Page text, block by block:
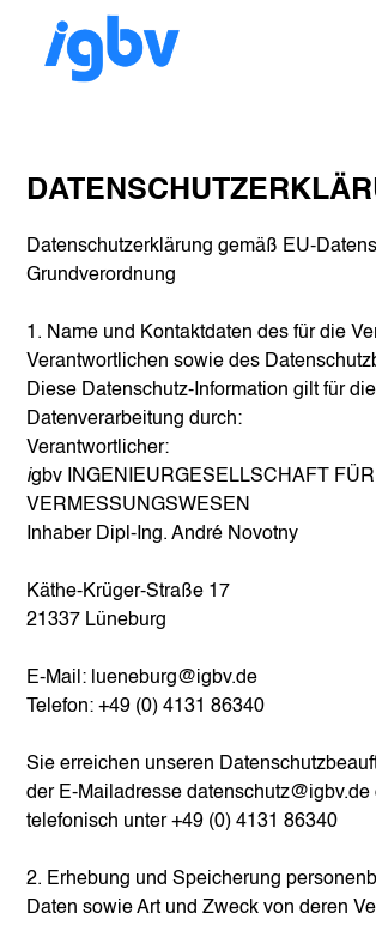
Datenschutzerklärung gemäß EU-
Grundverordnung
1. Name und Kontaktdaten des für die
Verantwortlichen sowie des
Diese Datenschutz-Information gilt für die
Datenverarbeitung durch:
Verantwortlicher:
igbv INGENIEURGESELLSCHAFT
VERMESSUNGSWESEN
Inhaber Dipl-Ing. André Novotny
Käthe-Krüger-Straße 17
21337 Lüneburg
E-Mail: lueneburg@igbv.de
Telefon: +49 (0) 4131 86340
Sie erreichen unseren
der E-Mailadressedatenschutz@igbv.de
telefonisch unter +49 (0) 4131 86340
2. Erhebung und Speicherung
Daten sowie Art und Zweck von deren